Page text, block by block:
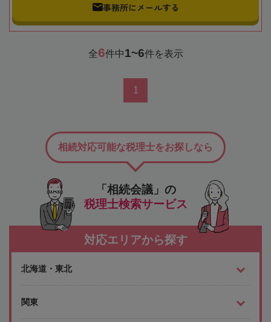
事務所にメールする
全6件中1~6件を表示
1
「相続会議」の
税理士検索サービス
相続対応可能な税理士をお探しなら
対応エリアから探す
北海道・東北
関東